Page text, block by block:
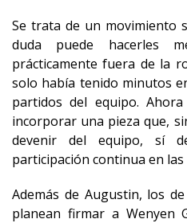
Se trata de un movimiento
duda puede hacerles
prácticamente fuera de la
solo había tenido minutos
partidos del equipo.
incorporar una pieza que,
devenir del equipo, sí
participación continua en
Además de Augustin, los
planean firmar a Wenyen